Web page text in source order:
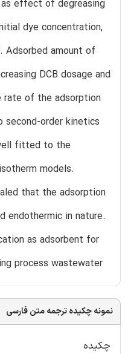
as effect of degreasing
dye concentration,
Adsorbed amount of
DCB dosage and
rate of the adsorption
order kinetics
fitted to the
models.
that the adsorption
endothermic in nature.
as adsorbent for
process wastewater
نمونه چکیده ترجمه متن فارسی
چکیده